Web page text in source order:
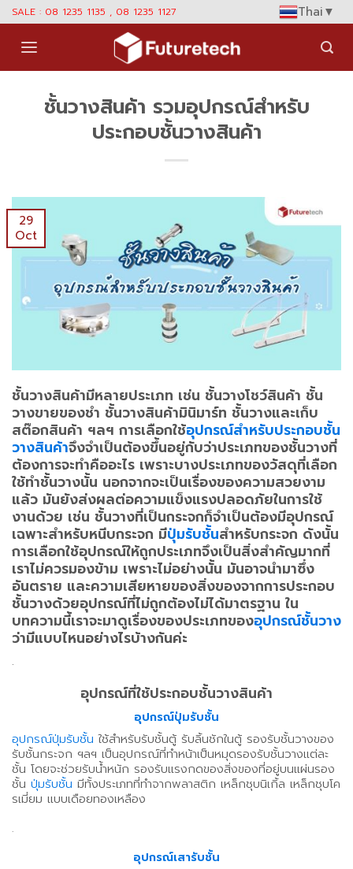
Skip
content
SALE : 08 1235 1135 , 08 1235 1127 Thai▼
ชั้นวางสินค้า รวมอุปกรณ์สำหรับ
ประกอบชั้นวางสินค้า
29
Oct
ชั้นวางสินค้ามีหลายประเภท เช่น ชั้นวางโชว์สินค้า ชั้น
วางขายของชำ ชั้นวางสินค้ามินิมาร์ท ชั้นวางและเก็บ
สต๊อกสินค้า ฯลฯ การเลือกใช้อุปกรณ์สำหรับประกอบชั้น
วางสินค้าจึงจำเป็นต้องขึ้นอยู่กับว่าประเภทของชั้นวางที่
ต้องการจะทำคืออะไร เพราะบางประเภทของวัสดุที่เลือก
ใช้ทำชั้นวางนั้น นอกจากจะเป็นเรื่องของความสวยงาม
แล้ว มันยังส่งผลต่อความแข็งแรงปลอดภัยในการใช้
งานด้วย เช่น ชั้นวางที่เป็นกระจกก็จำเป็นต้องมีอุปกรณ์
เฉพาะสำหรับหนีบกระจก มีปุ่มรับชั้นสำหรับกระจก ดังนั้น
การเลือกใช้อุปกรณ์ให้ถูกประเภทจึงเป็นสิ่งสำคัญมากที่
เราไม่ควรมองข้าม เพราะไม่อย่างนั้น มันอาจนำมาซึ่ง
อันตราย และความเสียหายของสิ่งของจากการประกอบ
ชั้นวางด้วยอุปกรณ์ที่ไม่ถูกต้องไม่ได้มาตรฐาน ใน
บทความนี้เราจะมาดูเรื่องของประเภทของอุปกรณ์ชั้นวาง
ว่ามีแบบไหนอย่างไรบ้างกันค่ะ
.
อุปกรณ์ที่ใช้ประกอบชั้นวางสินค้า
อุปกรณ์ปุ่มรับชั้น
อุปกรณ์ปุ่มรับชั้น ใช้สำหรับรับชั้นตู้ รับลิ้นชักในตู้ รองรับชั้นวางของ
รับชั้นกระจก ฯลฯ เป็นอุปกรณ์ที่ทำหน้าเป็นหมุดรองรับชั้นวางแต่ละ
ชั้น โดยจะช่วยรับน้ำหนัก รองรับแรงกดของสิ่งของที่อยู่บนแผ่นรอง
ชั้น ปุ่มรับชั้น มีทั้งประเภทที่ทำจากพลาสติก เหล็กชุบนิเกิ้ล เหล็กชุบโค
รเมี่ยม แบบเดือยทองเหลือง
.
อุปกรณ์เสารับชั้น